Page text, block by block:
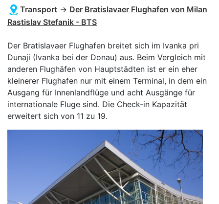
Transport → Der Bratislavaer Flughafen von Milan
Rastislav Stefanik - BTS
Der Bratislavaer Flughafen breitet sich im Ivanka pri
Dunaji (Ivanka bei der Donau) aus. Beim Vergleich mit
anderen Flughäfen von Hauptstädten ist er ein eher
kleinerer Flughafen nur mit einem Terminal, in dem ein
Ausgang für Innenlandflüge und acht Ausgänge für
internationale Fluge sind. Die Check-in Kapazität
erweitert sich von 11 zu 19.